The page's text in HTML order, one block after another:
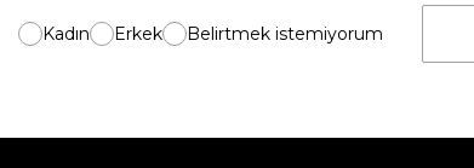
Kadın Erkek Belirtmek istemiyorum